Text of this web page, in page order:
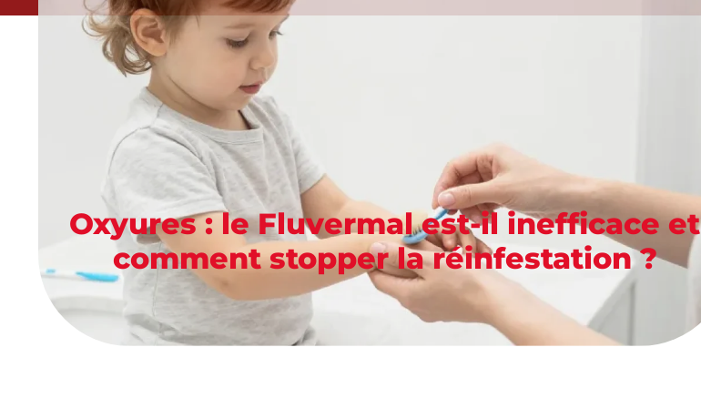
Oxyures : le Fluvermal est-il inefficace et
comment stopper la réinfestation ?